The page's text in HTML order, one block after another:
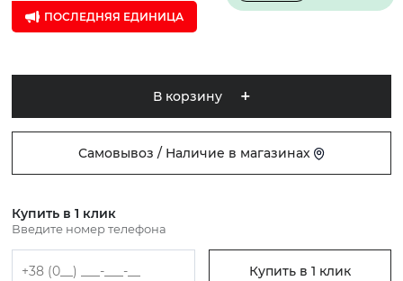
ПОСЛЕДНЯЯ ЕДИНИЦА
В корзину
Самовывоз / Наличие в магазинах
Купить в 1 клик
Введите номер телефона
Купить в 1 клик